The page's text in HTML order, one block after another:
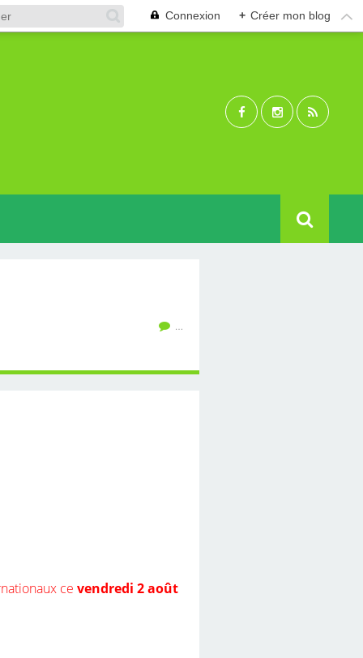
Connexion + Créer mon blog
…
ce vendredi 2 août